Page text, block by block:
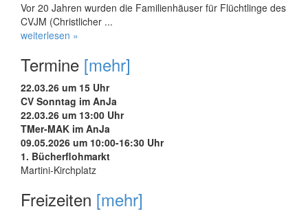
Vor 20 Jahren wurden die Familienhäuser für Flüchtlinge des
CVJM (Christlicher ...
weiterlesen »
Termine [mehr]
22.03.26 um 15 Uhr
CV Sonntag im AnJa
22.03.26 um 13:00 Uhr
TMer-MAK im AnJa
09.05.2026 um 10:00-16:30 Uhr
1. Bücherflohmarkt
Martini-Kirchplatz
Freizeiten [mehr]